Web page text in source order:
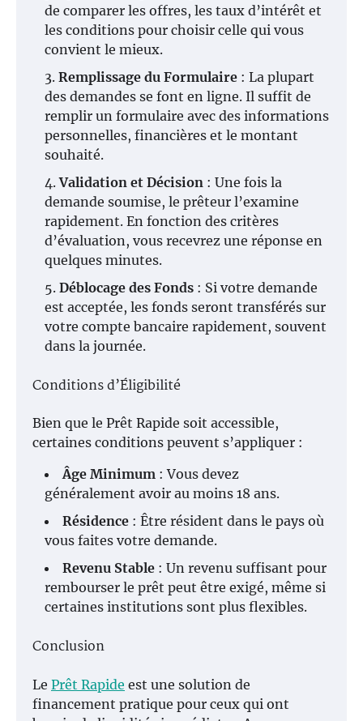
de comparer les offres, les taux d’intérêt et
les conditions pour choisir celle qui vous
convient le mieux.
Remplissage du Formulaire : La plupart
des demandes se font en ligne. Il suffit de
remplir un formulaire avec des informations
personnelles, financières et le montant
souhaité.
Validation et Décision : Une fois la
demande soumise, le prêteur l’examine
rapidement. En fonction des critères
d’évaluation, vous recevrez une réponse en
quelques minutes.
Déblocage des Fonds : Si votre demande
est acceptée, les fonds seront transférés sur
votre compte bancaire rapidement, souvent
dans la journée.
Conditions d’Éligibilité
Bien que le Prêt Rapide soit accessible,
certaines conditions peuvent s’appliquer :
Âge Minimum : Vous devez
généralement avoir au moins 18 ans.
Résidence : Être résident dans le pays où
vous faites votre demande.
Revenu Stable : Un revenu suffisant pour
rembourser le prêt peut être exigé, même si
certaines institutions sont plus flexibles.
Conclusion
Le Prêt Rapide est une solution de
financement pratique pour ceux qui ont